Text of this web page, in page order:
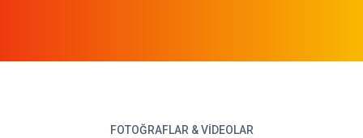
FOTOĞRAFLAR & VIDEOLAR